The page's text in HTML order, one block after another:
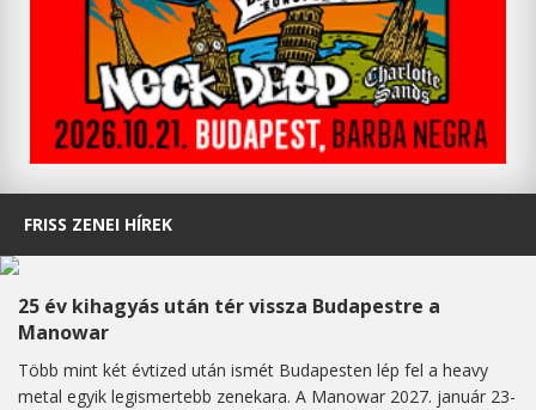
FRISS ZENEI HÍREK
25 év kihagyás után tér vissza Budapestre a
Manowar
Több mint két évtized után ismét Budapesten lép fel a heavy
metal egyik legismertebb zenekara. A Manowar 2027. január 23-